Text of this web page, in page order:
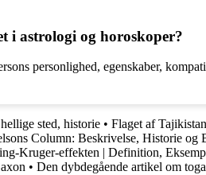
i astrologi og horoskoper?
personlighed, egenskaber,
sted, historie • Flaget af
Column: Beskrivelse, Historie og
Kruger-effekten | Definition,
• Den dybdegående artikel om